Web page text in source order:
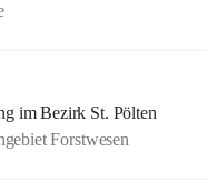
im Bezirk St. Pölten
Forstwesen